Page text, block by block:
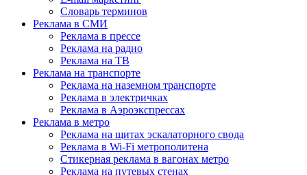
Словарь терминов
Реклама в СМИ
Реклама в прессе
Реклама на радио
Реклама на ТВ
Реклама на транспорте
Реклама на наземном транспорте
Реклама в электричках
Реклама в Аэроэкспрессах
Реклама в метро
Реклама на щитах эскалаторного свода
Реклама в Wi-Fi метрополитена
Стикерная реклама в вагонах метро
Реклама на путевых стенах